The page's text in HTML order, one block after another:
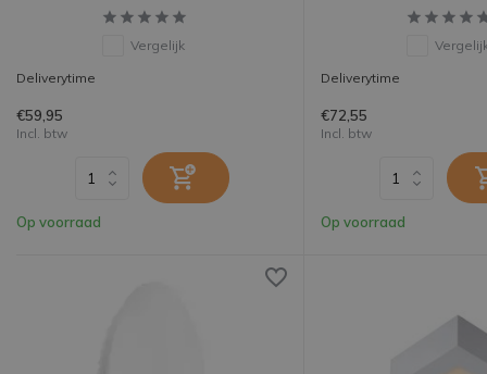
Vergelijk
Deliverytime
€59,95
Incl. btw
Op voorraad
Deliverytime
€72,55
Incl. btw
Op voorraad